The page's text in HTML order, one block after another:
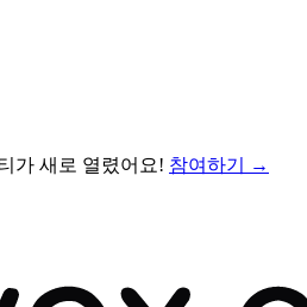
가 새로 열렸어요! 참여하기 →